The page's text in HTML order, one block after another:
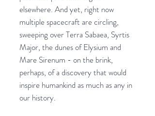
elsewhere. And yet, right now
multiple spacecraft are circling,
sweeping over Terra Sabaea, Syrtis
Major, the dunes of Elysium and
Mare Sirenum - on the brink,
perhaps, of a discovery that would
inspire humankind as much as any in
our history.